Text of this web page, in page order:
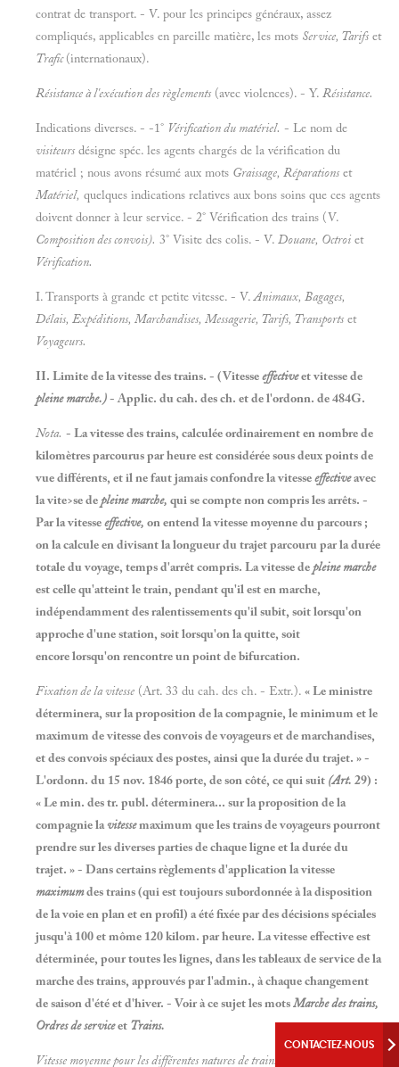
contrat de transport. - V. pour les principes généraux, assez
compliqués, applicables en pareille matière, les mots Service, Tarifs et
Trafic(internationaux).
Résistance à l'exécution des règlements (avec violences). - Y. Résistance.
Indications diverses. - -1° Vérification du matériel. - Le nom de
visiteurs désigne spéc. les agents chargés de la vérification du
matériel ; nous avons résumé aux mots Graissage, Réparations et
Matériel, quelques indications relatives aux bons soins que ces agents
doivent donner à leur service. - 2° Vérification des trains (V.
Composition des convois). 3° Visite des colis. - V. Douane, Octroi et
Vérification.
I.Transports à grande et petite vitesse. - V.Animaux, Bagages,
Délais, Expéditions, Marchandises, Messagerie, Tarifs, Transports et
Voyageurs.
II. Limite de la vitesse des trains. - (Vitesseeffectiveet vitesse de
pleine marche.)- Applic. du cah. des ch. et de l'ordonn. de 484G.
Nota. - La vitesse des trains, calculée ordinairement en nombre de
kilomètres parcourus par heure est considérée sous deux points de
vue différents, et il ne faut jamais confondre la vitesseeffectiveavec
la vite>se de pleine marche, qui se compte non compris les arrêts. -
Par la vitesseeffective, on entend la vitesse moyenne du parcours ;
on la calcule en divisant la longueur du trajet parcouru par la durée
totale du voyage, temps d'arrêt compris. La vitesse de pleine marche
est celle qu'atteint le train, pendant qu'il est en marche,
indépendamment des ralentissements qu'il subit, soit lorsqu'on
approche d'une station, soit lorsqu'on la quitte, soit
encore lorsqu'on rencontre un point de bifurcation.
Fixation de la vitesse (Art. 33 du cah. des ch. - Extr.). « Le ministre
déterminera, sur la proposition de la compagnie, le minimum et le
maximum de vitesse des convois de voyageurs et de marchandises,
et des convois spéciaux des postes, ainsi que la durée du trajet. » -
L'ordonn. du 15 nov. 1846 porte, de son côté, ce qui suit (Art. 29) :
« Le min. des tr. publ. déterminera... sur la proposition de la
compagnie lavitessemaximum que les trains de voyageurs pourront
prendre sur les diverses parties de chaque ligne et la durée du
trajet. » - Dans certains règlements d'application la vitesse
maximumdes trains (qui est toujours subordonnée à la disposition
de la voie en plan et en profil) a été fixée par des décisions spéciales
jusqu'à 100 et môme 120 kilom. par heure. La vitesse effective est
déterminée, pour toutes les lignes, dans les tableaux de service de la
marche des trains, approuvés par l'admin., à chaque changement
de saison d'été et d'hiver. - Voir à ce sujet les motsMarche des trains,
Ordres de serviceet Trains.
Vitesse moyenne pour les différentes natures de trains.
CONTACTEZ-NOUS